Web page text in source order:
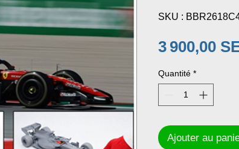
SKU :
3 900,00
Quantité *
Ajouter au